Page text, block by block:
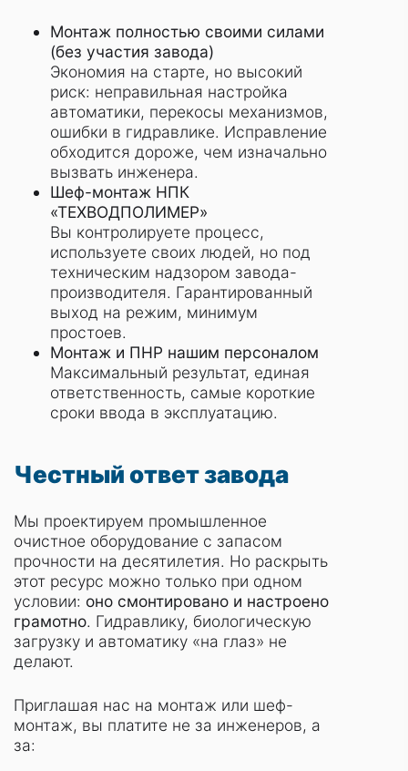
Монтаж полностью своими силами
(без участия завода)
Экономия на старте, но высокий
риск: неправильная настройка
автоматики, перекосы механизмов,
ошибки в гидравлике. Исправление
обходится дороже, чем изначально
вызвать инженера.
Шеф-монтаж НПК
«ТЕХВОДПОЛИМЕР»
Вы контролируете процесс,
используете своих людей, но под
техническим надзором завода-
производителя. Гарантированный
выход на режим, минимум
простоев.
Монтаж и ПНР нашим персоналом
Максимальный результат, единая
ответственность, самые короткие
сроки ввода в эксплуатацию.
Честный ответ завода
Мы проектируем промышленное
очистное оборудование с запасом
прочности на десятилетия. Но раскрыть
этот ресурс можно только при одном
условии: оно смонтировано и настроено
грамотно. Гидравлику, биологическую
загрузку и автоматику «на глаз» не
делают.
Приглашая нас на монтаж или шеф-
монтаж, вы платите не за инженеров, а
за: